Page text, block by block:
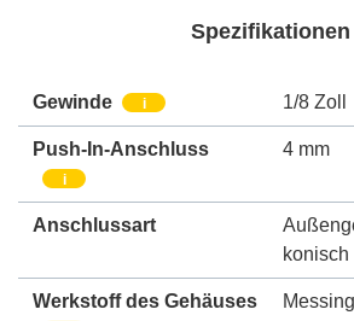
Spezifikationen
Gewinde i 1/8 Zoll
Push-In-Anschluss
i
4 mm
Anschlussart
Werkstoff des Gehäuses Messing